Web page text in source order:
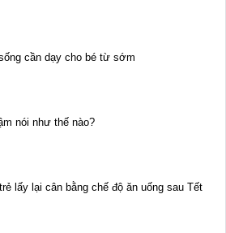
cần dạy cho bé từ sớm
nói như thế nào?
lấy lại cân bằng chế độ ăn uống sau Tết